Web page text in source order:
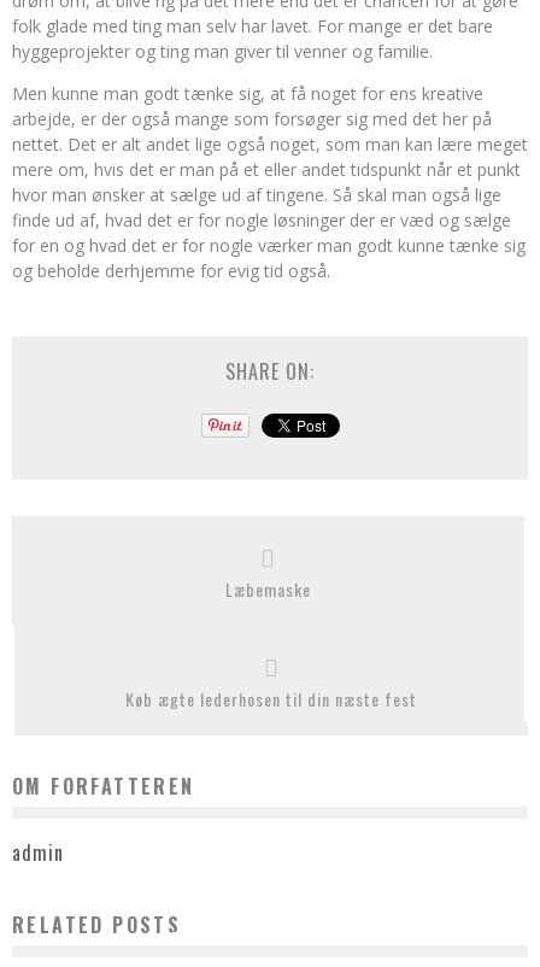
folk glade med ting man selv har lavet. For mange er det bare
hyggeprojekter og ting man giver til venner og familie.
Men kunne man godt tænke sig, at få noget for ens kreative
arbejde, er der også mange som forsøger sig med det her på
nettet. Det er alt andet lige også noget, som man kan lære meget
mere om, hvis det er man på et eller andet tidspunkt når et punkt
hvor man ønsker at sælge ud af tingene. Så skal man også lige
finde ud af, hvad det er for nogle løsninger der er væd og sælge
for en og hvad det er for nogle værker man godt kunne tænke sig
og beholde derhjemme for evig tid også.
SHARE ON:
Læbemaske
Køb ægte lederhosen til din næste fest
OM FORFATTEREN
admin
RELATED POSTSDET FASCINERENDE VED AKVARIER